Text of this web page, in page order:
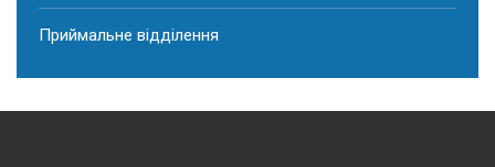
Приймальне відділення